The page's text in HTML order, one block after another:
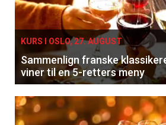
KURS I OSLO, 27. AUGUST
Sammenlign franske
viner til en 5-retters meny